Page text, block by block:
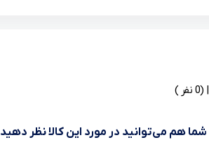
| (0 نفر )
شما هم می‌توانید در مورد این کالا نظر